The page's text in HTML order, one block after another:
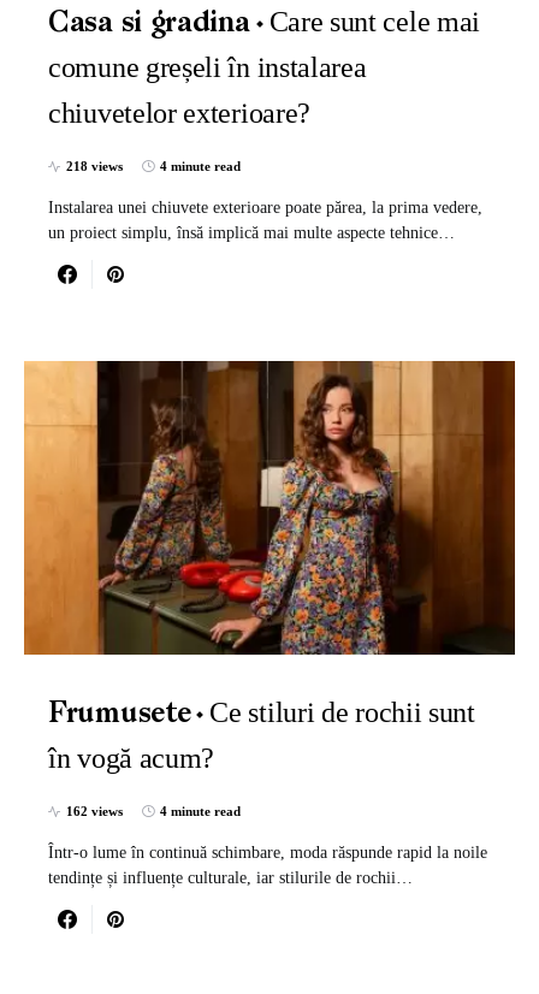
Casa si gradina
Care sunt cele mai
comune greșeli în instalarea
chiuvetelor exterioare?
218 views 4 minute read
Instalarea unei chiuvete exterioare poate părea, la prima vedere,
un proiect simplu, însă implică mai multe aspecte tehnice…
Frumusete
Ce stiluri de rochii sunt
în vogă acum?
162 views 4 minute read
Într-o lume în continuă schimbare, moda răspunde rapid la noile
tendințe și influențe culturale, iar stilurile de rochii…